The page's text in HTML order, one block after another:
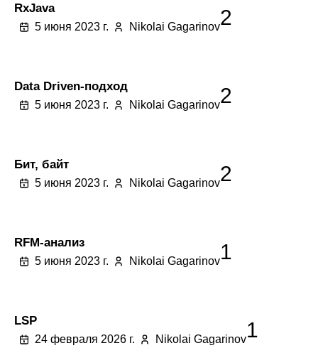
RxJava
5 июня 2023 г. Nikolai Gagarinov2
Data Driven-подход
5 июня 2023 г. Nikolai Gagarinov2
Бит, байт
5 июня 2023 г. Nikolai Gagarinov2
RFM-анализ
5 июня 2023 г. Nikolai Gagarinov1
LSP
24 февраля 2026 г. Nikolai Gagarinov1